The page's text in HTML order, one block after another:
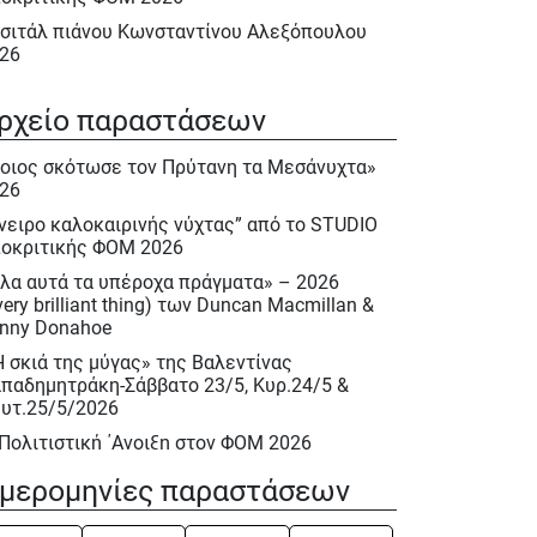
πιάνου Κωνσταντίνου Αλεξόπουλου
brilliant thing) των Duncan Macmillan &
Donahoe
σκιά της μύγας» της Βαλεντίνας
Σάββατο 23/5, Κυρ.24/5 &
5/2026
΄Ανοιξη στον ΦΟΜ 2026
Άνοιξη 2026
Πασχαλίδης, Σάββατο 9 Μαίου 2026
στον Νίκο Περέλη 15/12/2025
του Κάρλο Κολόντι, Νοεμ. – Δεκ.
: «Αειθαλείς άριες» με την Δραματική
Κεραμέκη, Οκτ. 2025
Υποκριτικής Ενηλίκων 2025 – 2026
παραστάσεων
σκότωσε τον Πρύτανη τα Μεσάνυχτα»
καλοκαιρινής νύχτας” από το STUDIO
ΦΟΜ 2026
αυτά τα υπέροχα πράγματα» – 2026
brilliant thing) των Duncan Macmillan &
Donahoe
σκιά της μύγας» της Βαλεντίνας
Σάββατο 23/5, Κυρ.24/5 &
5/2026
΄Ανοιξη στον ΦΟΜ 2026
Άνοιξη 2026
του Κάρλο Κολόντι, Νοεμ. – Δεκ.
παραστάσεων